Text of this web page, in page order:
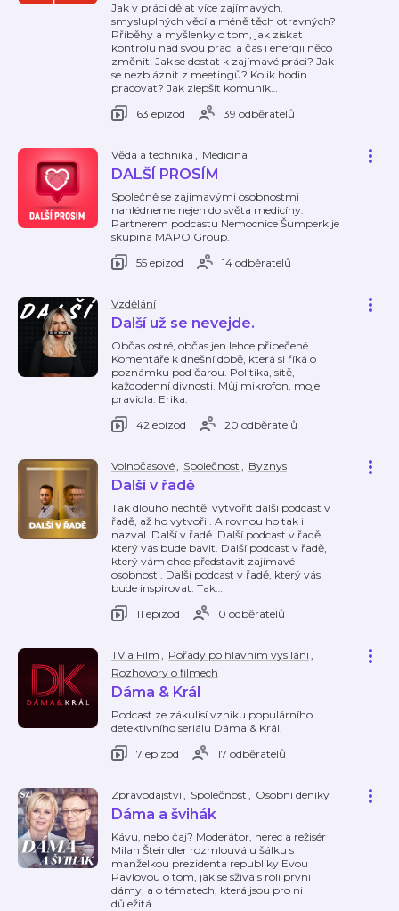
Jak v práci dělat více zajímavých,
smysluplných věcí a méně těch otravných?
Příběhy a myšlenky o tom, jak získat
kontrolu nad svou prací a čas i energii něco
změnit. Jak se dostat k zajímavé práci? Jak
se nezbláznit z meetingů? Kolik hodin
pracovat? Jak zlepšit komunik…
63 epizod
39 odběratelů
Věda a technika , Medicína
DALŠÍ PROSÍM
Společně se zajímavými osobnostmi
nahlédneme nejen do světa medicíny.
Partnerem podcastu Nemocnice Šumperk je
skupina MAPO Group.
55 epizod
14 odběratelů
Vzdělání
Další už se nevejde.
Občas ostré, občas jen lehce připečené.
Komentáře k dnešní době, která si říká o
poznámku pod čarou. Politika, sítě,
každodenní divnosti. Můj mikrofon, moje
pravidla. Erika.
42 epizod
20 odběratelů
Volnočasové, Společnost , Byznys
Další v řadě
Tak dlouho nechtěl vytvořit další podcast v
řadě, až ho vytvořil. A rovnou ho tak i
nazval. Další v řadě. Další podcast v řadě,
který vás bude bavit. Další podcast v řadě,
který vám chce představit zajímavé
osobnosti. Další podcast v řadě, který vás
bude inspirovat. Tak…
11 epizod
0 odběratelů
TV a Film , Pořady po hlavním vysílání,
Rozhovory o filmech
Dáma & Král
Podcast ze zákulisí vzniku populárního
detektivního seriálu Dáma & Král.
7 epizod
17 odběratelů
Zpravodajství, Společnost , Osobní deníky
Dáma a švihák
Kávu, nebo čaj? Moderátor, herec a režisér
Milan Šteindler rozmlouvá u šálku s
manželkou prezidenta republiky Evou
Pavlovou o tom, jak se sžívá s rolí první
dámy, a o tématech, která jsou pro ni
důležitá